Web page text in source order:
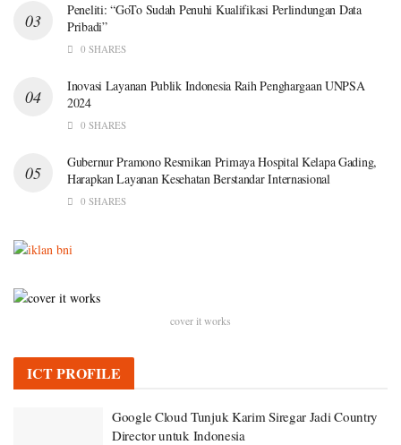
Peneliti: “GoTo Sudah Penuhi Kualifikasi Perlindungan Data
Pribadi”
0 SHARES
Inovasi Layanan Publik Indonesia Raih Penghargaan UNPSA
2024
0 SHARES
Gubernur Pramono Resmikan Primaya Hospital Kelapa Gading,
Harapkan Layanan Kesehatan Berstandar Internasional
0 SHARES
cover it works
ICT PROFILE
Google Cloud Tunjuk Karim Siregar Jadi Country
Director untuk Indonesia